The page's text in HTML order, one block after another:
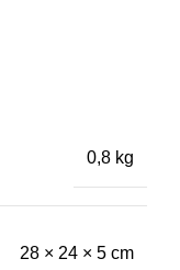
0,8 kg
28 × 24 × 5 cm